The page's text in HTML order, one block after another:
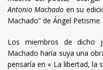
Antonio Machado en su
Machado” de Ángel Petisme.
Los miembros de dicho
Machado haría suya una
pensaría en « La libertad, la